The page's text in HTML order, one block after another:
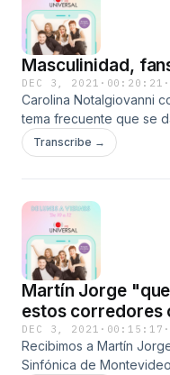
Masculinidad,
DEC 3, 2021 · 00:20:21 ·
Carolina Notalgiovanni
tema frecuente que se
sucedido con Sebastián
Transcribe →
Martín Jorge
estos corredores
en Montevideo"
DEC 3, 2021 · 00:15:17 ·
Recibimos a Martín
Sinfónica de